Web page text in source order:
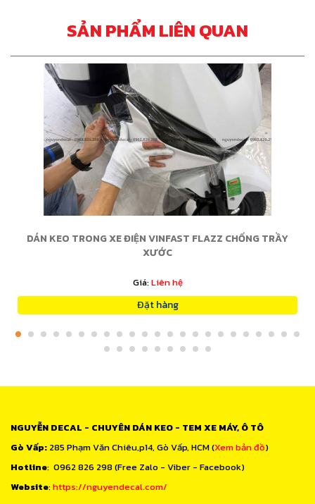
SẢN PHẨM LIÊN QUAN
DÁN KEO TRONG XE ĐIỆN VINFAST FLAZZ CHỐNG TRẦY
XƯỚC
Giá:Liên hệ
Đặt hàng
NGUYỄN DECAL - CHUYÊN DÁN KEO - TEM XE MÁY, Ô TÔ
Gò Vấp: 285 Phạm Văn Chiêu,p14, Gò Vấp, HCM (Xem bản đồ)
Hotline: 0962 826 298 (Free Zalo - Viber - Facebook)
Website:https://nguyendecal.com/